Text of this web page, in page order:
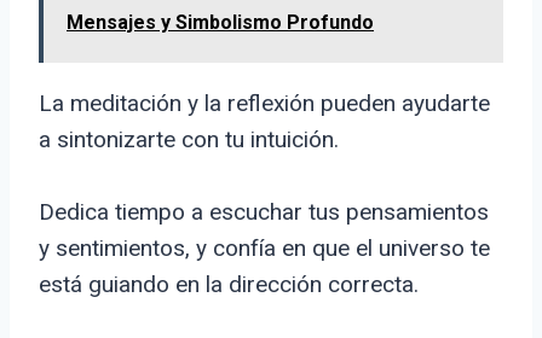
Mensajes y Simbolismo Profundo
La meditación y la reflexión pueden ayudarte
a sintonizarte con tu intuición.
Dedica tiempo a escuchar tus pensamientos
y sentimientos, y confía en que el universo te
está guiando en la dirección correcta.